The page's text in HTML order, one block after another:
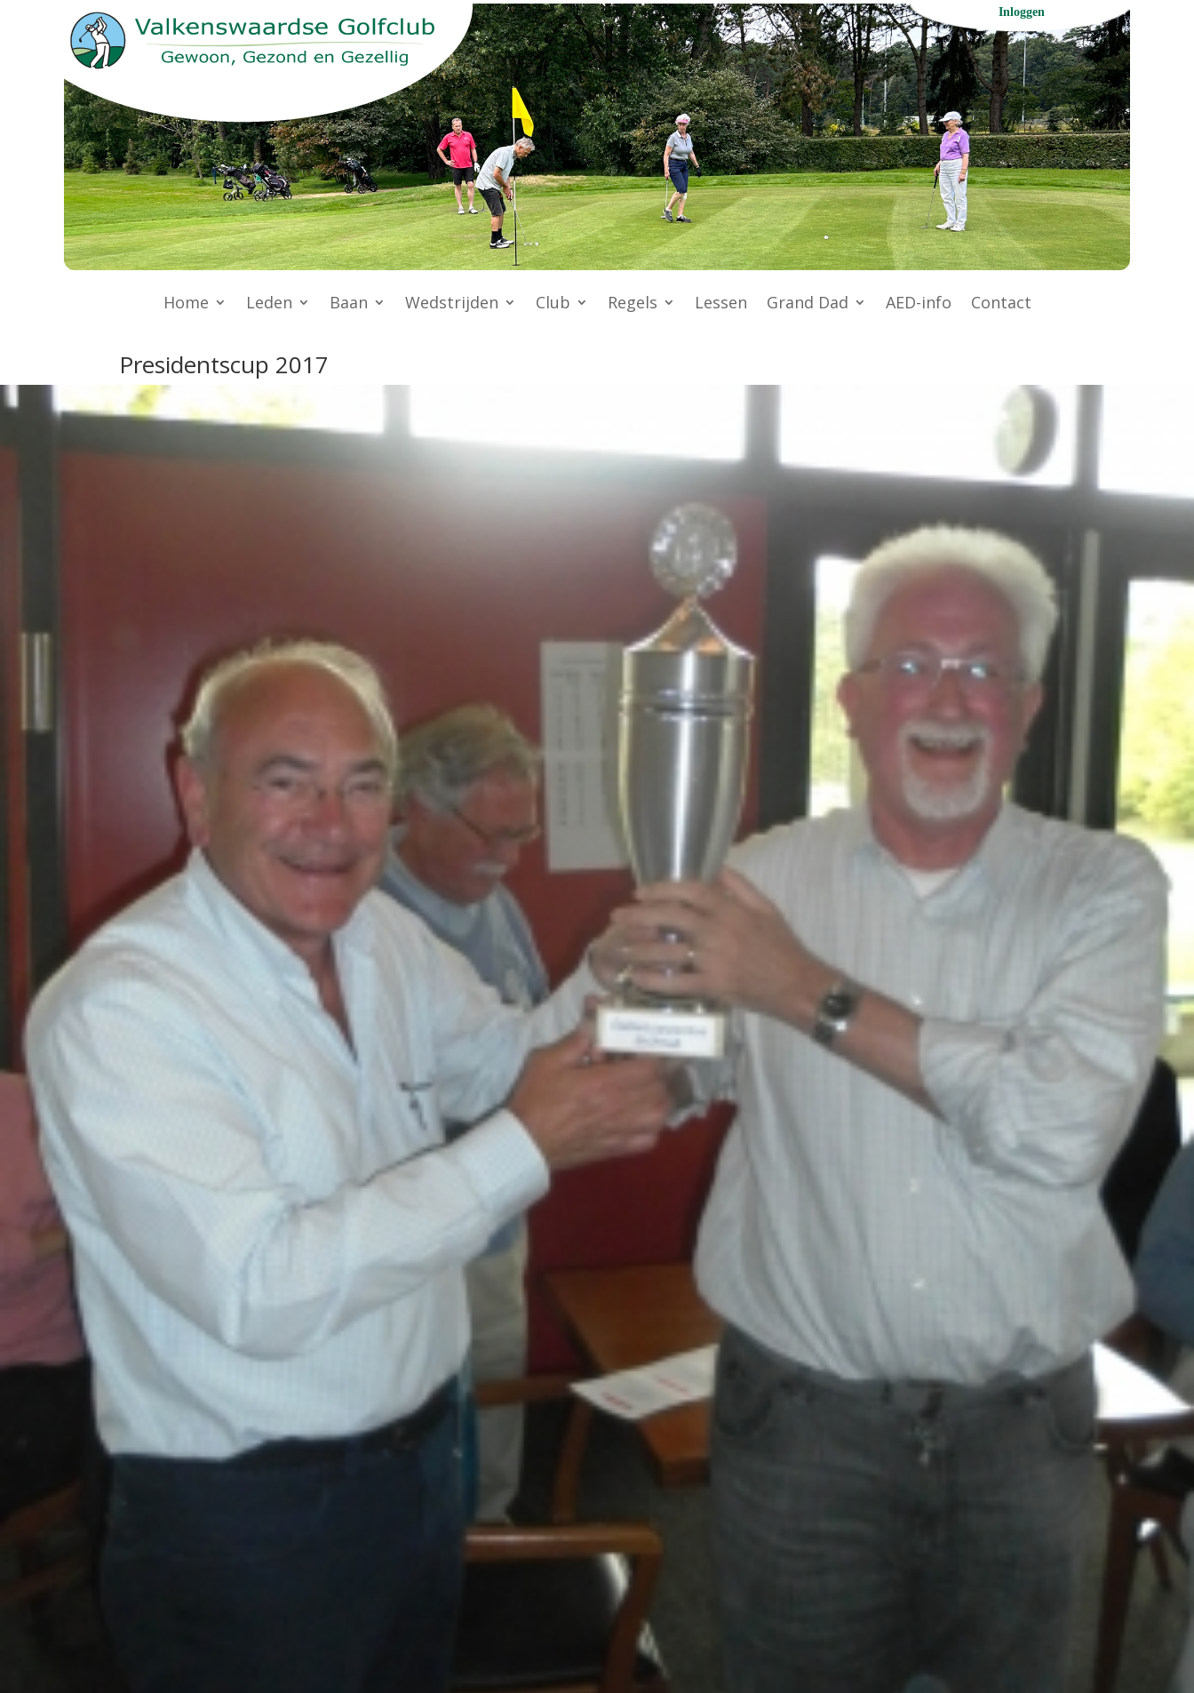
Inloggen
Home Leden Baan Wedstrijden Club Regels Lessen Grand Dad AED-info Contact
Presidentscup 2017